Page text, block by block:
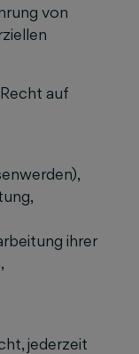
von
auf
ihrer
jederzeit